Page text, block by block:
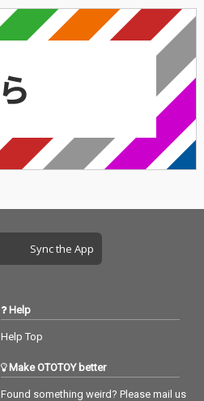
Sync the App
Help
Help Top
Make OTOTOY better
Found something weird? Please mail us